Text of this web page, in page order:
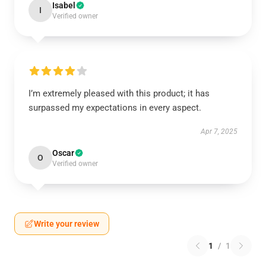
I Isabel
Verified owner
I’m extremely pleased with this product; it has
surpassed my expectations in every aspect.
Apr 7, 2025
O Oscar
Verified owner
Write your review
1 / 1